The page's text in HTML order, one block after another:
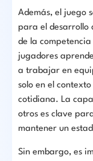
Además, el juego
para el desarrollo
de la
jugadores
a trabajar en
solo en el
cotidiana. La
otros es clave
mantener un
Sin embargo, es